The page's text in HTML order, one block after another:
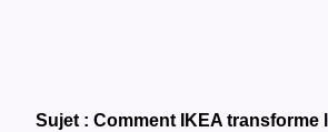
Sujet : Comment IKEA transforme